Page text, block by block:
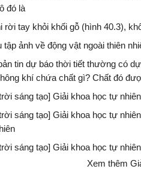
đó là
rời tay khỏi khối gỗ (hình 40.3),
tập ảnh về động vật ngoài thiên
tin dự báo thời tiết thường có
khí chứa chất gì? Chất đó
sáng tạo] Giải khoa học tự
sáng tạo] Giải khoa học tự
sáng tạo] Giải khoa học tự
Xem thêm